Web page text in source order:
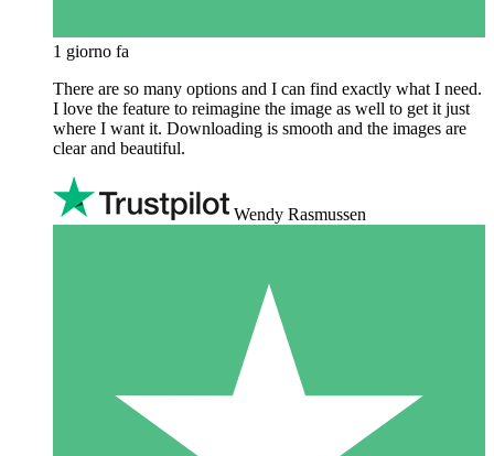
1 giorno fa
There are so many options and I can find exactly what I need.
I love the feature to reimagine the image as well to get it just
where I want it. Downloading is smooth and the images are
clear and beautiful.
Wendy Rasmussen